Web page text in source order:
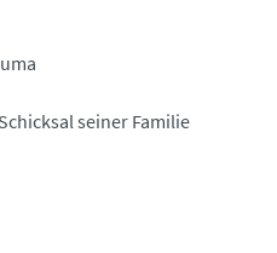
seiner Familie